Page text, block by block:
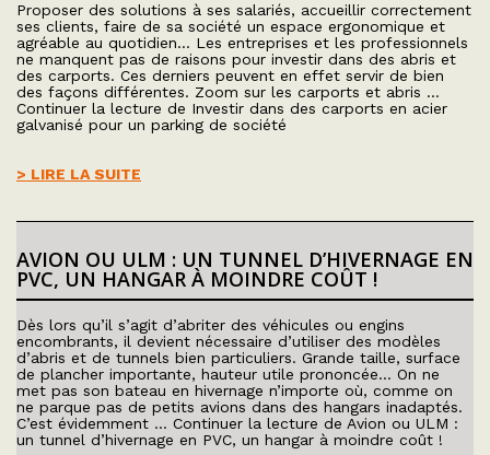
Proposer des solutions à ses salariés, accueillir correctement
ses clients, faire de sa société un espace ergonomique et
agréable au quotidien… Les entreprises et les professionnels
ne manquent pas de raisons pour investir dans des abris et
des carports. Ces derniers peuvent en effet servir de bien
des façons différentes. Zoom sur les carports et abris …
Continuer la lecture de Investir dans des carports en acier
galvanisé pour un parking de société
> LIRE LA SUITE
AVION OU ULM : UN TUNNEL D’HIVERNAGE EN
PVC, UN HANGAR À MOINDRE COÛT !
Dès lors qu’il s’agit d’abriter des véhicules ou engins
encombrants, il devient nécessaire d’utiliser des modèles
d’abris et de tunnels bien particuliers. Grande taille, surface
de plancher importante, hauteur utile prononcée… On ne
met pas son bateau en hivernage n’importe où, comme on
ne parque pas de petits avions dans des hangars inadaptés.
C’est évidemment … Continuer la lecture de Avion ou ULM :
un tunnel d’hivernage en PVC, un hangar à moindre coût !